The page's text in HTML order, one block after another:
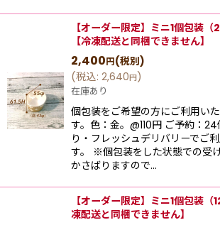
【オーダー限定】ミニ1個包装（
【冷凍配送と同梱できません】
2,400円(税別)
(税込: 2,640円)
在庫あり
個包装をご希望の方にご利用い
す。色：金。@110円 ご予約：
り・フレッシュデリバリーでご
す。 ※個包装をした状態での受
かさばりますので…
【オーダー限定】ミニ1個包装
凍配送と同梱できません】